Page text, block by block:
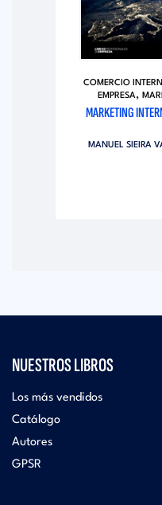
COMERCIO
EMPRESA,
MARKETING
MANUEL SIEIRA
NUESTROS LIBROS
Los más vendidos
Catálogo
Autores
GPSR